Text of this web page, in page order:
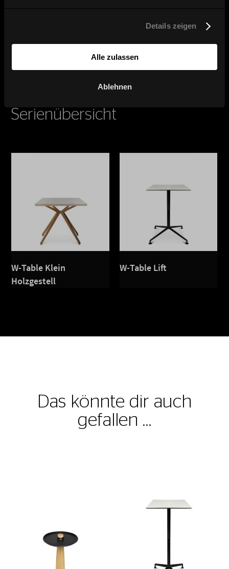
Details zeigen
Alle zulassen
Ablehnen
Serienübersicht
W-Table Klein
Holzgestell
W-Table Lift
Das könnte dir auch
gefallen …